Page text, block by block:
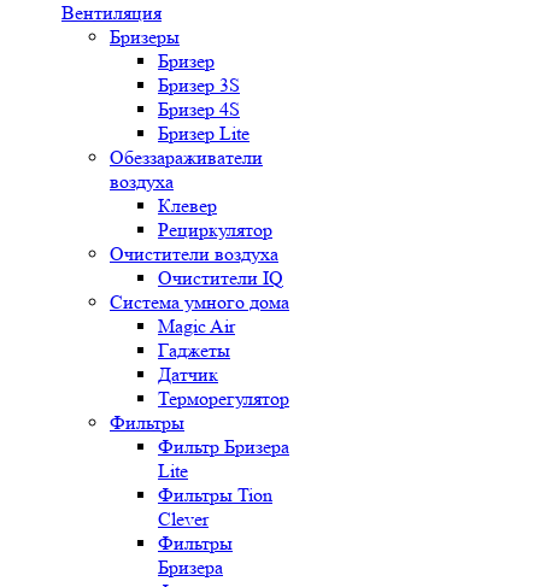
Вентиляция
Бризеры
Бризер
Бризер 3S
Бризер 4S
Бризер Lite
Обеззараживатели
воздуха
Клевер
Рециркулятор
Очистители воздуха
Очистители IQ
Система умного дома
Magic Air
Гаджеты
Датчик
Терморегулятор
Фильтры
Фильтр Бризера
Lite
Фильтры Tion
Clever
Фильтры
Бризера